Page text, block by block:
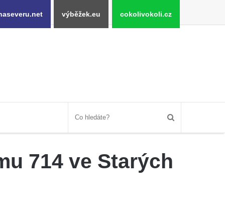
výběžek.eu cokolivokoli.cz
714 ve Starých